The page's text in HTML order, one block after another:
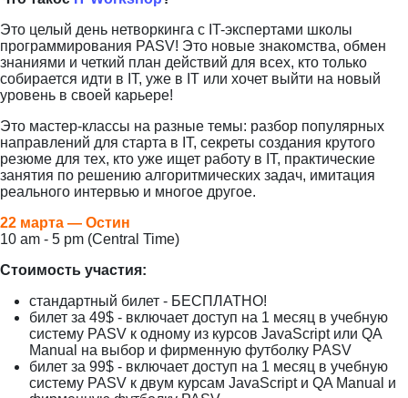
Это целый день нетворкинга с IT-экспертами школы
программирования PASV! Это новые знакомства, обмен
знаниями и четкий план действий для всех, кто только
собирается идти в IT, уже в IT или хочет выйти на новый
уровень в своей карьере!
Это мастер-классы на разные темы: разбор популярных
направлений для старта в IT, секреты создания крутого
резюме для тех, кто уже ищет работу в IT, практические
занятия по решению алгоритмических задач, имитация
реального интервью и многое другое.
22 марта — Остин
10 am - 5 pm (Central Time)
Стоимость участия:
стандартный билет - БЕСПЛАТНО!
билет за 49$ - включает доступ на 1 месяц в учебную
систему PASV к одному из курсов JavaScript или QA
Manual на выбор и фирменную футболку PASV
билет за 99$ - включает доступ на 1 месяц в учебную
систему PASV к двум курсам JavaScript и QA Manual и